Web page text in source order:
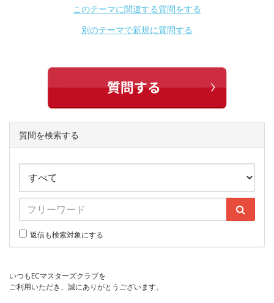
このテーマに関連する質問をする
別のテーマで新規に質問する
質問を検索する
返信も検索対象にする
いつもECマスターズクラブを
ご利用いただき、誠にありがとうございます。